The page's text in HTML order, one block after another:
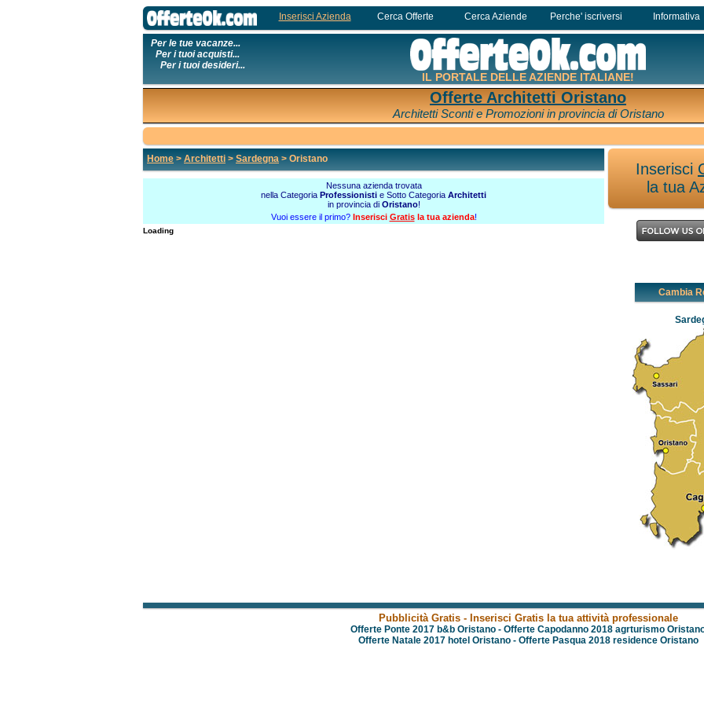
Inserisci Azienda Cerca Offerte Cerca Aziende Perche' iscriversi Informativa
Per le tue vacanze...
Per i tuoi acquisti...
Per i tuoi desideri...
IL PORTALE DELLE AZIENDE ITALIANE!
Offerte Architetti Oristano
Architetti Sconti e Promozioni in provincia di Oristano
Home > Architetti > Sardegna > Oristano
Nessuna azienda trovata
nella Categoria Professionisti e Sotto Categoria Architetti
in provincia di Oristano!
Vuoi essere il primo? Inserisci Gratisla tua azienda!
Loading
Inserisci
la tua
Cambia
Pubblicità Gratis - Inserisci Gratis la tua attività professionale
Offerte Ponte 2017 b&b Oristano - Offerte Capodanno 2018 agrturismo
Offerte Natale 2017 hotel Oristano- Offerte Pasqua 2018 residence Oristano